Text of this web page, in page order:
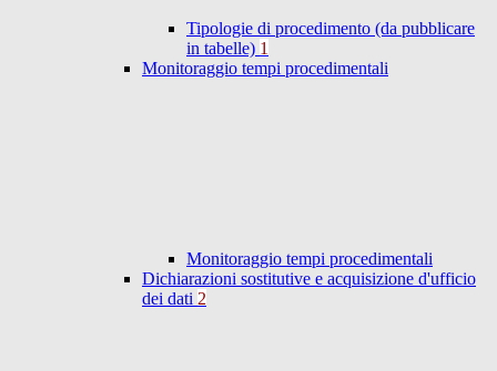
Tipologie di procedimento (da pubblicare
in tabelle) 1
Monitoraggio tempi procedimentali
Monitoraggio tempi procedimentali
Dichiarazioni sostitutive e acquisizione d'ufficio
dei dati 2